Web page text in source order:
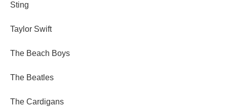
Sting
Taylor Swift
The Beach Boys
The Beatles
The Cardigans